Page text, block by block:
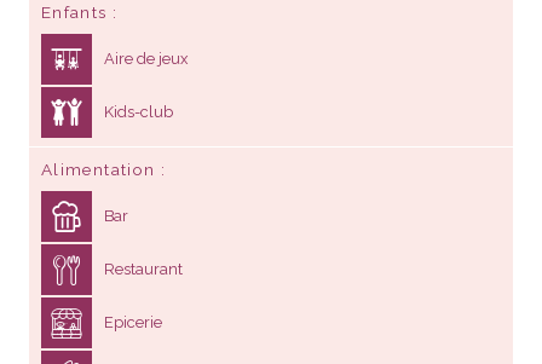
Enfants
Aire de jeux
Kids-club
Alimentation
Bar
Restaurant
Epicerie